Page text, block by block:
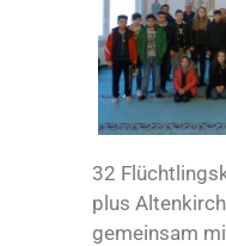
32
plus
gemeinsam